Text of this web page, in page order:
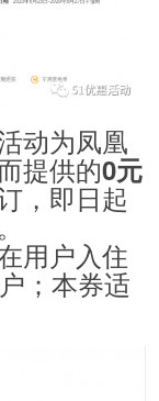
动为凤凰
提供的0元
，即日起
用户入住
；本券适